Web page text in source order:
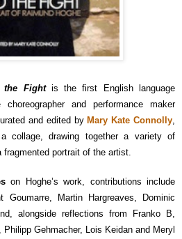
the Fightis the first English language
and performance maker
and edited byMary Kate Connolly
collage, drawing together a variety of
portrait of the artist.
on Hoghe’s work, contributions include
Goumarre, Martin Hargreaves, Dominic
alongside reflections from Franko B,
Gehmacher, Lois Keidan and Meryl